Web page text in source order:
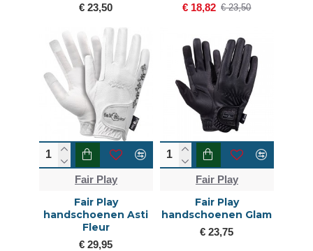
€ 23,50 € 18,82 € 23,50
Fair Play
Fair Play
handschoenen Asti
Fleur
€ 29,95
Fair Play
Fair Play
handschoenen Glam
€ 23,75